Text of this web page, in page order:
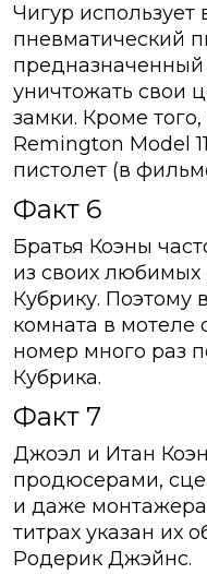
Чигур использует
пневматический
предназначенный
уничтожать свои
замки. Кроме
Remington Model
пистолет (в
Факт 6
Братья Коэны
из своих любимых
Кубрику.
комната в мотеле
номер много раз
Кубрика.
Факт 7
Джоэл и Итан
продюсерами,
и даже
титрах указан их
Родерик Джэйнс.